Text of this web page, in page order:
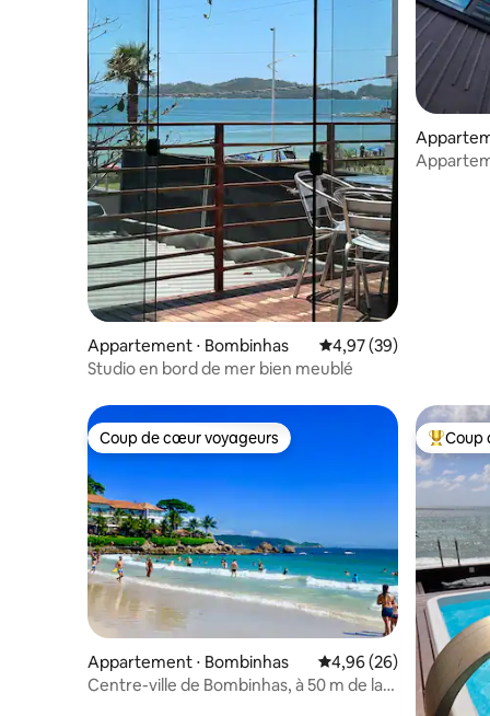
Appartement ⋅ Bombinhas Évaluation moyenne
4,97 (39)
Studio en bord de mer bien meublé
Coup de cœur voyageurs
Coup de cœur voyageurs
Appartement ⋅ Bombinhas Évaluation moyenne
4,96 (26)
Centre-ville de Bombinhas, à 50 m de la
Coups
Coup